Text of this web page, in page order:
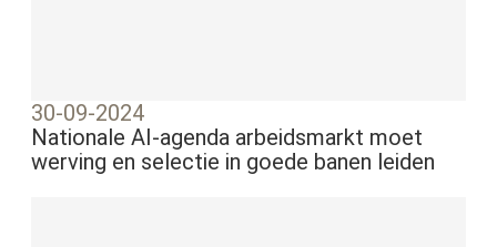
30-09-2024
Nationale AI-agenda arbeidsmarkt moet
werving en selectie in goede banen leiden